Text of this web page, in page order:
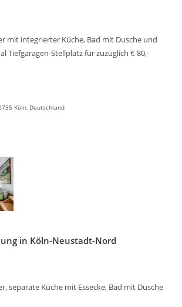
mit integrierter Küche, Bad mit Dusche und
Tiefgaragen-Stellplatz für zuzüglich € 80,-
Köln, Deutschland
in Köln-Neustadt-Nord
separate Küche mit Essecke, Bad mit Dusche